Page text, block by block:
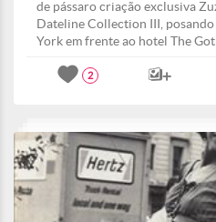
de pássaro criação exclusiva
Dateline Collection III,
York em frente ao hotel The
2